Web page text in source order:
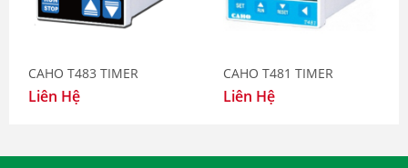
AME bàn giao Phanh kẹp DB-
CAHO T483 TIMER
Liên Hệ
CAHO T481 TIMER
Liên Hệ